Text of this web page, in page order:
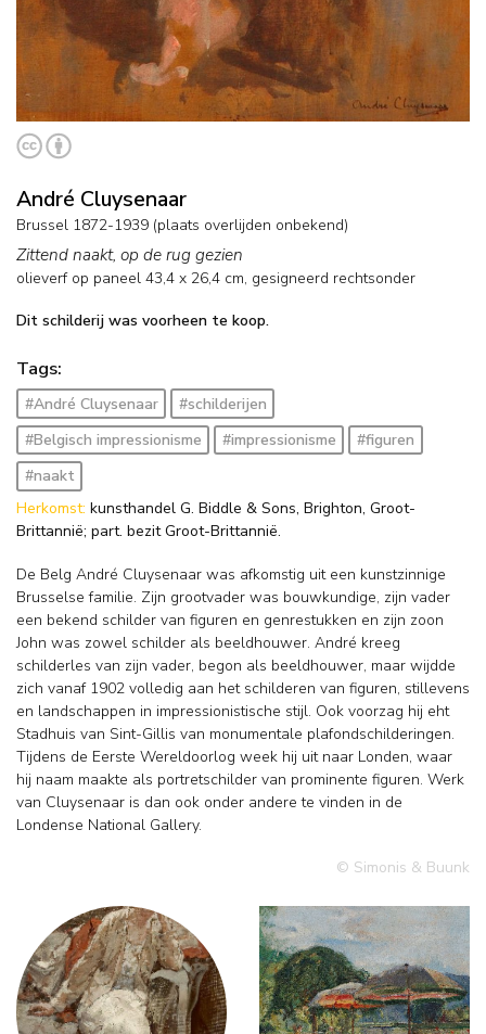
André Cluysenaar
Brussel 1872-1939 (plaats overlijden onbekend)
Zittend naakt, op de rug gezien
olieverf op paneel 43,4 x 26,4 cm, gesigneerd rechtsonder
Dit schilderij was voorheen te koop.
Tags:
#André Cluysenaar
#schilderijen
#Belgisch impressionisme
#impressionisme
#figuren
#naakt
Herkomst: kunsthandel G. Biddle & Sons, Brighton, Groot-
Brittannië; part. bezit Groot-Brittannië.
De Belg André Cluysenaar was afkomstig uit een kunstzinnige
Brusselse familie. Zijn grootvader was bouwkundige, zijn vader
een bekend schilder van figuren en genrestukken en zijn zoon
John was zowel schilder als beeldhouwer. André kreeg
schilderles van zijn vader, begon als beeldhouwer, maar wijdde
zich vanaf 1902 volledig aan het schilderen van figuren, stillevens
en landschappen in impressionistische stijl. Ook voorzag hij eht
Stadhuis van Sint-Gillis van monumentale plafondschilderingen.
Tijdens de Eerste Wereldoorlog week hij uit naar Londen, waar
hij naam maakte als portretschilder van prominente figuren. Werk
van Cluysenaar is dan ook onder andere te vinden in de
Londense National Gallery.
© Simonis & Buunk